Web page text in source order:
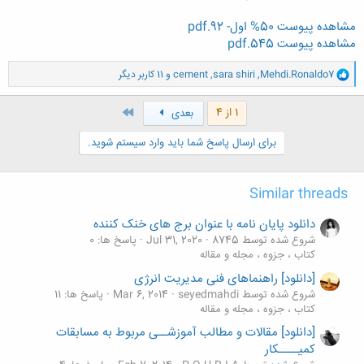
مشاهده پیوست 50% اول- 92.pdf
مشاهده پیوست 545.pdf
و
ا
ک
Mehdi.Ronaldo7
,
sara shiri
,
cement و 11 کاربر دیگر
1 از 4 بعدی
برای ارسال پاسخ شما باید وارد سیستم شوید.
Similar threads
دانلود پایان نامه با عنوان برج های خنک کننده
شروع شده توسط 8745 Jul 31, 2020 پاسخ ها: 0
کتاب ، جزوه ، مجله و مقاله
[دانلود] راهنماهای فنی مدیریت انرژی
شروع شده توسط seyedmahdi Mar 6, 2014
پاسخ ها: 11
کتاب ، جزوه ، مجله و مقاله
[دانلود] مقالات و مطالب آموزشــی مربوط به مسابقات
کمیــــکار